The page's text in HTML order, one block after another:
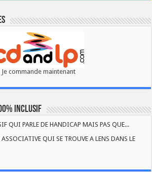
Je commande maintenant
INCLUSIF
QUI PARLE DE HANDICAP MAIS PAS QUE...
QUI SE TROUVE A LENS DANS LE